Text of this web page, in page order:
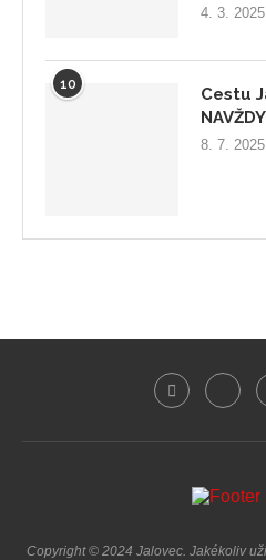
4. 3. 2025
10
Cestu
NAVŽDY
8. 7. 2025
Copyright © 2024 Jalovec. Jakékoliv